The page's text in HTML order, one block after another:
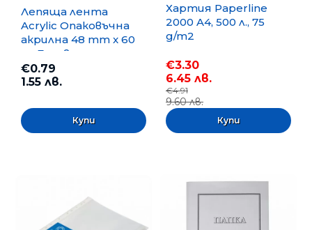
Лепяща лента
Acrylic Опаковъчна
акрилна 48 mm x 60
m, Безцветна
€0.79
1.55 лв.
Хартия Paperline
2000 A4, 500 л., 75
g/m2
€3.30
6.45 лв.
€4.91
9.60 лв.